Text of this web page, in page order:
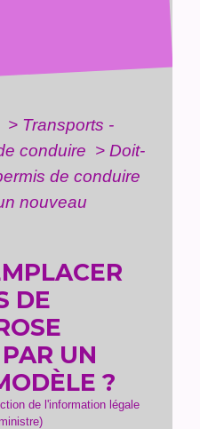
> Transports -
conduire > Doit-
de conduire
nouveau
DE
UN
?
de l'information légale